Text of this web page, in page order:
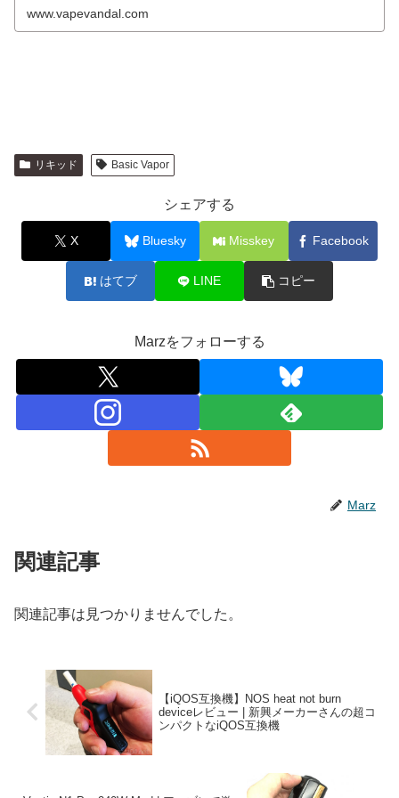
www.vapevandal.com
リキッド Basic Vapor
シェアする
X Bluesky Misskey Facebook
はてブ LINE コピー
Marzをフォローする
Marz
関連記事
関連記事は見つかりませんでした。
【iQOS互換機】NOS heat not burn
deviceレビュー | 新興メーカーさんの超コ
ンパクトなiQOS互換機